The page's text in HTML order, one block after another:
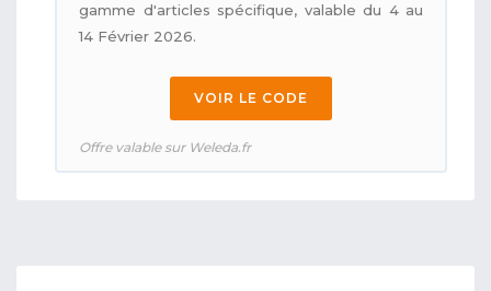
gamme d'articles spécifique, valable du 4 au
14 Février 2026.
VOIR LE CODE
Offre valable sur Weleda.fr